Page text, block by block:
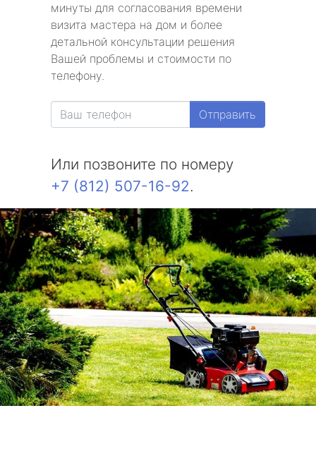
минуты для согласования времени
визита мастера на дом и более
детальной консультации решения
Вашей проблемы и стоимости по
телефону.
Отправить
Или позвоните по номеру
+7 (812) 507-16-92.